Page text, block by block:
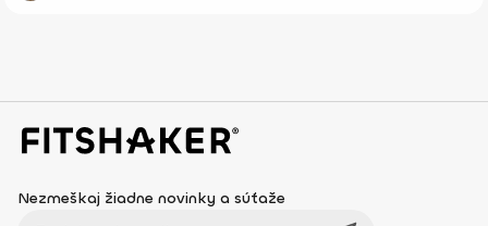
Nezmeškaj žiadne novinky a súťaže